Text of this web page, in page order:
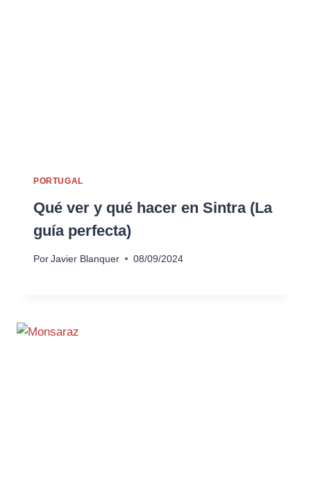
PORTUGAL
Qué ver y qué hacer en Sintra (La
guía perfecta)
Por Javier Blanquer 08/09/2024